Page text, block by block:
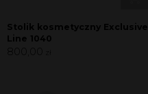
Stolik kosmetyczny Exclusive
Line 1040
800,00